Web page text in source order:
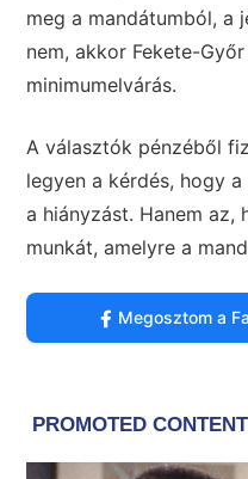
meg a mandátumból, a
nem, akkor Fekete-
minimumelvárás.
A választók pénzéből
legyen a kérdés, hogy
a hiányzást. Hanem az,
munkát, amelyre a
Megosztom a